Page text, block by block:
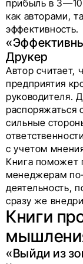
прибыль в 3—10
как авторами,
эффективность.
Друкер
Автор считает,
предприятия
руководителя.
распоряжаться
сильные
с учетом
Книга поможет
менеджерам по-
деятельность,
сразу же
Книги
«Выйди из